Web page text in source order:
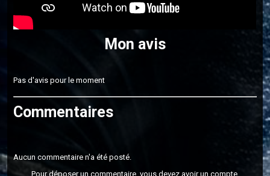
Mon avis
Pas d'avis pour le moment
Commentaires
Aucun commentaire n'a été posté.
Pour déposer un commentaire, vous devez avoir un compte.